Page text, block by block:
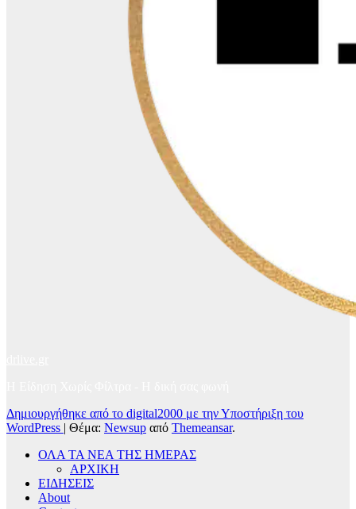
Δημιουργήθηκε από το digital2000 με την Υποστήριξη του
WordPress | Θέμα: Newsup από Themeansar.
ΟΛΑ ΤΑ ΝΕΑ ΤΗΣ ΗΜΕΡΑΣ
ΑΡΧΙΚΗ
ΕΙΔΗΣΕΙΣ
About